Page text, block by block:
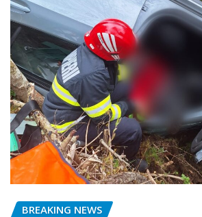
BREAKING NEWS